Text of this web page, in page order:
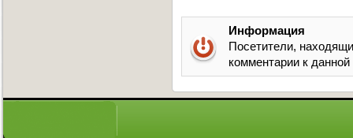
Информация
Посетители,
комментарии к